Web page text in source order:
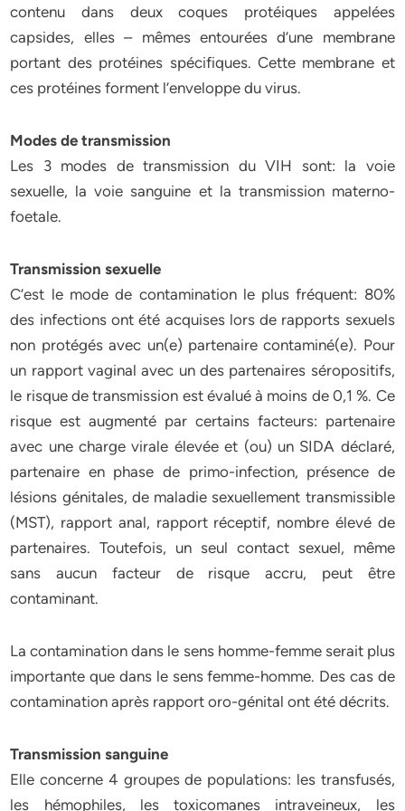
contenu dans deux coques protéiques appelées
capsides, elles – mêmes entourées d’une membrane
portant des protéines spécifiques. Cette membrane et
ces protéines forment l’enveloppe du virus.
Modes de transmission
Les 3 modes de transmission du VIH sont: la voie
sexuelle, la voie sanguine et la transmission materno-
foetale.
Transmission sexuelle
C’est le mode de contamination le plus fréquent: 80%
des infections ont été acquises lors de rapports sexuels
non protégés avec un(e) partenaire contaminé(e). Pour
un rapport vaginal avec un des partenaires séropositifs,
le risque de transmission est évalué à moins de 0,1 %. Ce
risque est augmenté par certains facteurs: partenaire
avec une charge virale élevée et (ou) un SIDA déclaré,
partenaire en phase de primo-infection, présence de
lésions génitales, de maladie sexuellement transmissible
(MST), rapport anal, rapport réceptif, nombre élevé de
partenaires. Toutefois, un seul contact sexuel, même
sans aucun facteur de risque accru, peut être
contaminant.
La contamination dans le sens homme-femme serait plus
importante que dans le sens femme-homme. Des cas de
contamination après rapport oro-génital ont été décrits.
Transmission sanguine
Elle concerne 4 groupes de populations: les transfusés,
les hémophiles, les toxicomanes intraveineux, les